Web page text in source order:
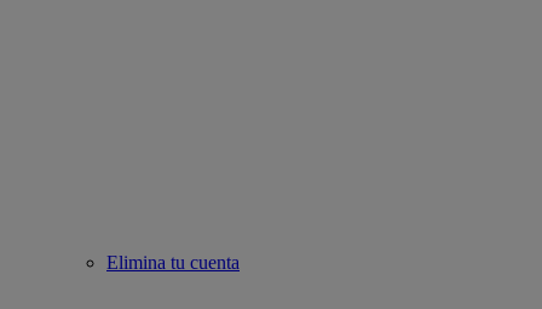
Elimina tu cuenta